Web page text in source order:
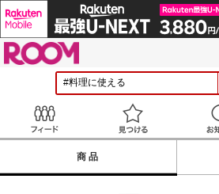
見つける
商品